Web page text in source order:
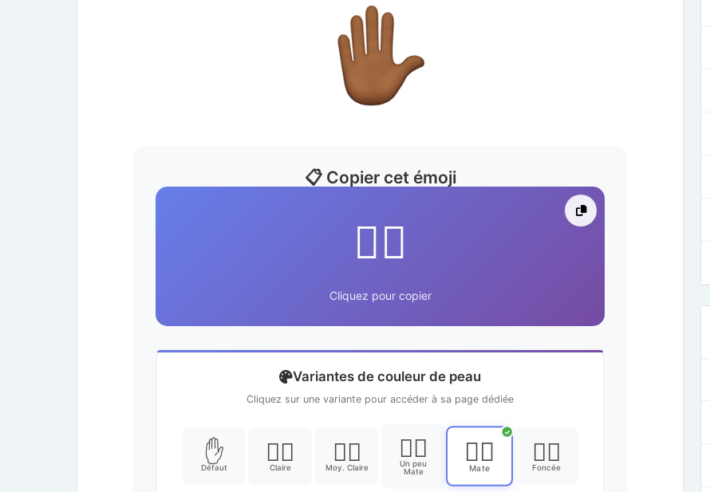
📋 Copier cet émoji
✋🏾
Cliquez pour copier
Variantes de couleur de peau
Cliquez sur une variante pour accéder à sa page dédiée
✋
Défaut
✋🏻
Claire
✋🏼
Moy. Claire
✋🏽
Un peu
Mate
✓
✋🏾
Mate
✋🏿
Foncée